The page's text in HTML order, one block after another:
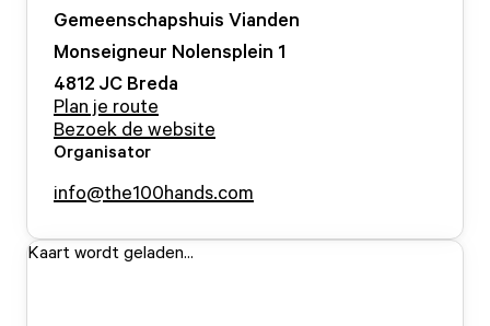
Gemeenschapshuis Vianden
Monseigneur Nolensplein 1
4812 JC Breda
Plan je route
Bezoek de website
Organisator
info@the100hands.com
Kaart wordt geladen...